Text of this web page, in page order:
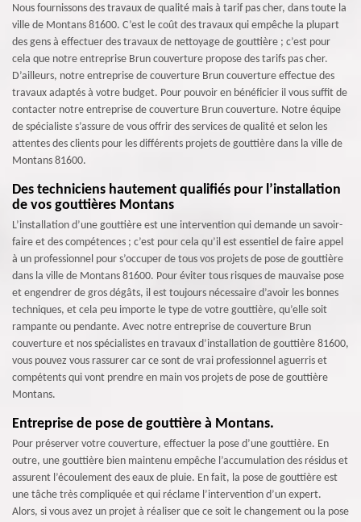
Nous fournissons des travaux de qualité mais à tarif pas cher, dans toute la
ville de Montans 81600. C’est le coût des travaux qui empêche la plupart
des gens à effectuer des travaux de nettoyage de gouttière ; c’est pour
cela que notre entreprise Brun couverture propose des tarifs pas cher.
D’ailleurs, notre entreprise de couverture Brun couverture effectue des
travaux adaptés à votre budget. Pour pouvoir en bénéficier il vous suffit de
contacter notre entreprise de couverture Brun couverture. Notre équipe
de spécialiste s’assure de vous offrir des services de qualité et selon les
attentes des clients pour les différents projets de gouttière dans la ville de
Montans 81600.
Des techniciens hautement qualifiés pour l’installation
de vos gouttières Montans
L’installation d’une gouttière est une intervention qui demande un savoir-
faire et des compétences ; c’est pour cela qu’il est essentiel de faire appel
à un professionnel pour s’occuper de tous vos projets de pose de gouttière
dans la ville de Montans 81600. Pour éviter tous risques de mauvaise pose
et engendrer de gros dégâts, il est toujours nécessaire d’avoir les bonnes
techniques, et cela peu importe le type de votre gouttière, qu’elle soit
rampante ou pendante. Avec notre entreprise de couverture Brun
couverture et nos spécialistes en travaux d’installation de gouttière 81600,
vous pouvez vous rassurer car ce sont de vrai professionnel aguerris et
compétents qui vont prendre en main vos projets de pose de gouttière
Montans.
Entreprise de pose de gouttière à Montans.
Pour préserver votre couverture, effectuer la pose d’une gouttière. En
outre, une gouttière bien maintenu empêche l’accumulation des résidus et
assurent l’écoulement des eaux de pluie. En fait, la pose de gouttière est
une tâche très compliquée et qui réclame l’intervention d’un expert.
Alors, si vous avez un projet à réaliser que ce soit le changement ou la pose